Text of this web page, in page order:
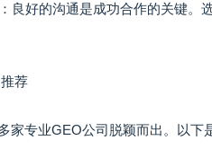
良好的沟通是成功合作的关键。
荐
家专业GEO公司脱颖而出。以下